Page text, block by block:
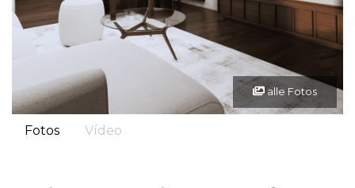
alle Fotos
Fotos Vídeo